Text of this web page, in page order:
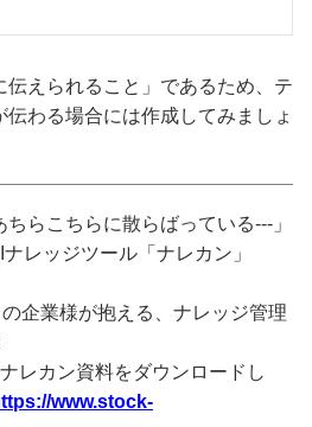
えられること」であるため、テ
わる場合には作成してみましょ
ちらこちらに散らばっている---」
レッジツール「ナレカン」
企業様が抱える、ナレッジ管理
レカン資料をダウンロードし
www.stock-